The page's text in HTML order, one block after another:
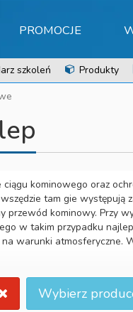
PROMOCJE
szkoleń Produkty
kominowego oraz
tam gie
przewód kominowy. Przy
w takim przypadku
warunki atmosferyczne.
Wybierz